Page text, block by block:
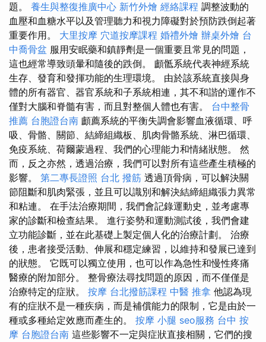
題。 養生與整復推廣中心 新竹外燴 經絡課程 調整波動的
血壓和血糖水平以及管理聽力和視力障礙對於預防跌倒起著
重要作用。 大里按摩 穴道按摩課程 婚禮外燴 辦桌外燴 台
中喬骨盆 服用安眠藥和鎮靜劑是一個重要且常見的問題，
這也經常導致頭暈和隨後的跌倒。 顱骶系統代表神經系統
生存、發育和發揮功能的生理環境。 由於該系統直接與身
體的所有器官、器官系統和子系統相連，其不和諧的運作不
僅對大腦和脊髓有害，而且對整個人體也有害。 台中整骨
推薦 台胞證台南 顱薦系統的平衡失調會影響血液循環、呼
吸、骨骼、關節、結締組織板、肌肉骨骼系統、淋巴循環、
免疫系統、荷爾蒙過程、我們的心理能力和情緒狀態。 然
而，反之亦然，透過治療，我們可以對所有這些產生積極的
影響。 第二專長證照 台北 撥筋 透過頂骨病，可以解決關
節阻斷和肌肉緊張，並且可以識別和解決結締組織張力異常
和粘連。 在手法治療期間，我們會記錄運動史，並考慮專
家的診斷和檢查結果。 進行姿勢和運動測試後，我們會建
立功能診斷，並在此基礎上製定個人化的治療計劃。 治療
後，患者接受活動、伸展和穩定練習，以維持和發展已達到
的狀態。 它既可以獨立使用，也可以作為急性和慢性疼痛
醫療的附加部分。 整骨療法尋找問題的原因，而不僅僅是
治療特定的症狀。 按摩 台北撥筋課程 中醫 推拿 他認為現
有的症狀不是一種疾病，而是補償能力的限制，它是由於一
種或多種給定效應而產生的。 按摩 小腿 seo服務 台中 按
摩 台胞證台南 這些影響不一定與症狀直接相關，它們的搜